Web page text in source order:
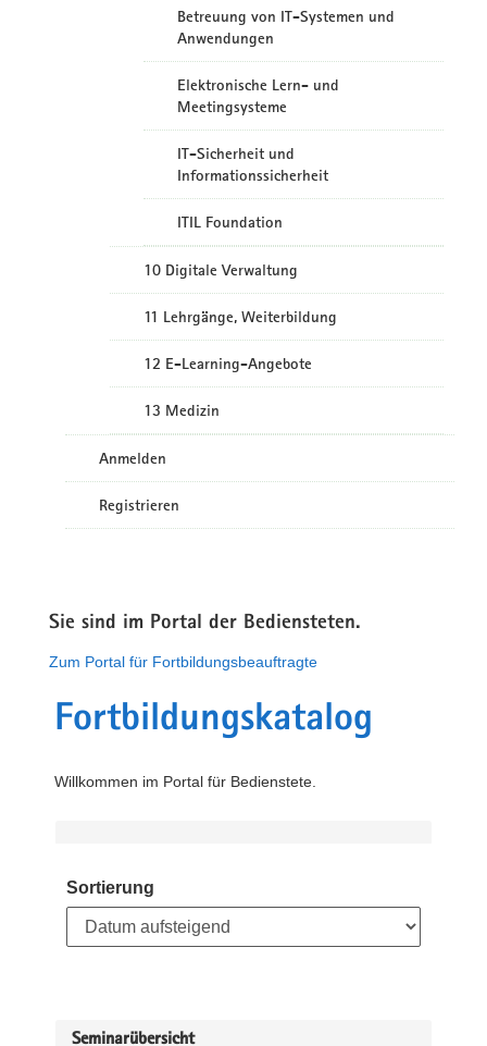
Betreuung von IT-Systemen und
Anwendungen
Elektronische Lern- und
Meetingsysteme
IT-Sicherheit und
Informationssicherheit
ITIL Foundation
10 Digitale Verwaltung
11 Lehrgänge, Weiterbildung
12 E-Learning-Angebote
13 Medizin
Anmelden
Registrieren
Sie sind im Portal der Bediensteten.
Zum Portal für Fortbildungsbeauftragte
Fortbildungskatalog
Willkommen im Portal für Bedienstete.
Sortierung
Seminarübersicht